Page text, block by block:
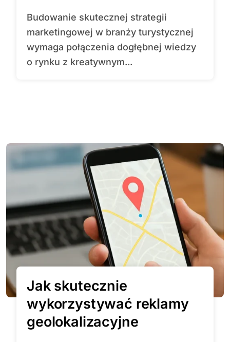
Budowanie skutecznej strategii
marketingowej w branży turystycznej
wymaga połączenia dogłębnej wiedzy
o rynku z kreatywnym...
Jak skutecznie
wykorzystywać reklamy
geolokalizacyjne